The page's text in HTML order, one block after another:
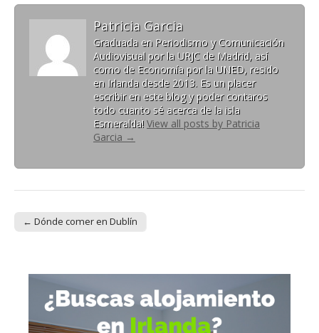
Patricia Garcia
Graduada en Periodismo y Comunicación
Audiovisual por la URJC de Madrid, así
como de Economía por la UNED, resido
en Irlanda desde 2013. Es un placer
escribir en este blog y poder contaros
todo cuanto sé acerca de la isla
Esmeralda! View all posts by Patricia
Garcia →
← Dónde comer en Dublín